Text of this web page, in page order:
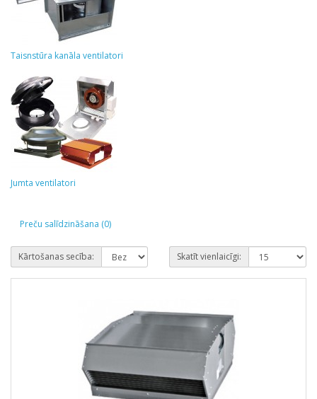
Taisnstūra kanāla ventilatori
Jumta ventilatori
Preču salīdzināšana (0)
Kārtošanas secība: Skatīt vienlaicīgi: